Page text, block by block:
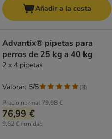
Añadir a la cesta
Advantix® pipetas para
perros de 25 kg a 40 kg
2 x 4 pipetas
Precio normal 79,98 €
76,99 €
9,62 € / unidad
Valorar: 5/5 (3)